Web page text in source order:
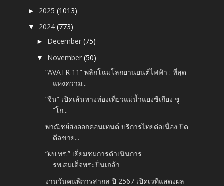
► 2025(1013)
▼ 2024(773)
► December(75)
▼ November(50)
“AVATR 11” พลิกโฉมโลกยานยนต์ไฟฟ้า : ที่สุด
แห่งความ...
“จีน” เปิดเส้นทางท่องเที่ยวแม่น้ำแยงซีเกียง ชู
“โก...
พาณิชย์ส่งออกคอนเทนต์ บริการไทยต่อเนื่อง ปิด
ดีลขาย...
“ผบ.ทร.” เยี่ยมชมการดำเนินการ
รพ.สมเด็จพระปิ่นเกล้า
งานวันคนพิการสากล ปี 2567 เปิดเวทีแสดงผล